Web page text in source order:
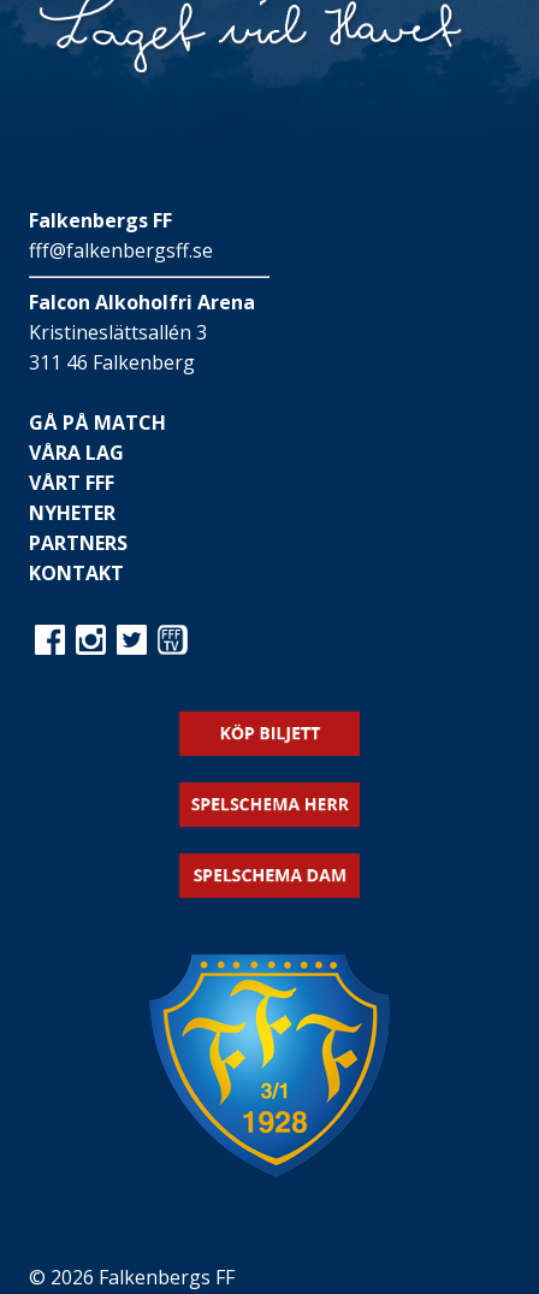
Falkenbergs FF
fff@falkenbergsff.se
Falcon Alkoholfri Arena
Kristineslättsallén 3
311 46 Falkenberg
GÅ PÅ MATCH
VÅRA LAG
VÅRT FFF
NYHETER
PARTNERS
KONTAKT
© 2026 Falkenbergs FF